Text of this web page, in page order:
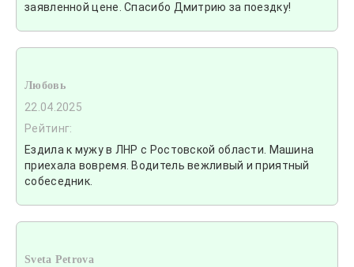
заявленной цене. Спасибо Дмитрию за поездку!
Любовь
22.04.2025
Рейтинг:
Ездила к мужу в ЛНР с Ростовской области. Машина
приехала вовремя. Водитель вежливый и приятный
собеседник.
Sveta Petrova